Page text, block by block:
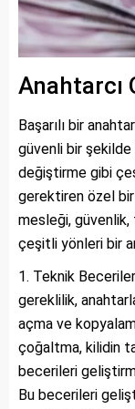
Anahtarcı
Başarılı bir
güvenli bir
değiştirme gibi
gerektiren özel
mesleği,
çeşitli yönleri bir
Teknik
gereklilik,
açma ve
çoğaltma, kilidin
becerileri
Bu becerileri